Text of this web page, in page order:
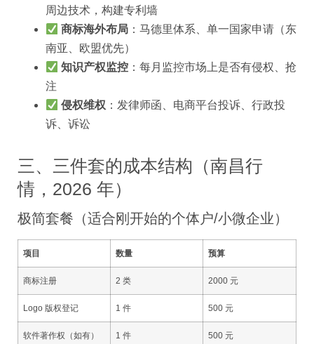
周边技术，构建专利墙
商标海外布局：马德里体系、单一国家申请（东
南亚、欧盟优先）
知识产权监控：每月监控市场上是否有侵权、抢
注
侵权维权 ：发律师函、电商平台投诉、行政投
诉、诉讼
三、三件套的成本结构（南昌行
情，2026 年）
极简套餐（适合刚开始的个体户/小微企业）
项目 数量 预算
商标注册 2 类 2000 元
Logo 版权登记 1 件 500 元
软件著作权（如有） 1 件 500 元